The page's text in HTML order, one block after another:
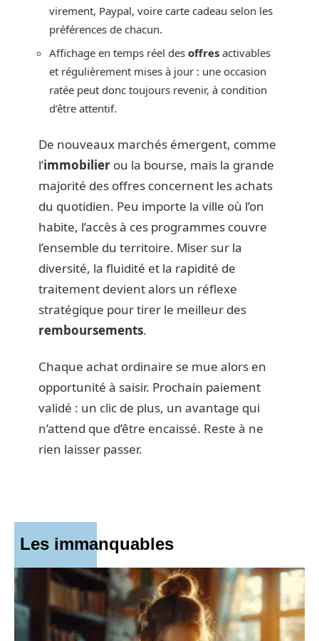
virement, Paypal, voire carte cadeau selon les
préférences de chacun.
Affichage en temps réel des offres activables
et régulièrement mises à jour : une occasion
ratée peut donc toujours revenir, à condition
d’être attentif.
De nouveaux marchés émergent, comme
l’immobilier ou la bourse, mais la grande
majorité des offres concernent les achats
du quotidien. Peu importe la ville où l’on
habite, l’accès à ces programmes couvre
l’ensemble du territoire. Miser sur la
diversité, la fluidité et la rapidité de
traitement devient alors un réflexe
stratégique pour tirer le meilleur des
remboursements.
Chaque achat ordinaire se mue alors en
opportunité à saisir. Prochain paiement
validé : un clic de plus, un avantage qui
n’attend que d’être encaissé. Reste à ne
rien laisser passer.
Les immanquables